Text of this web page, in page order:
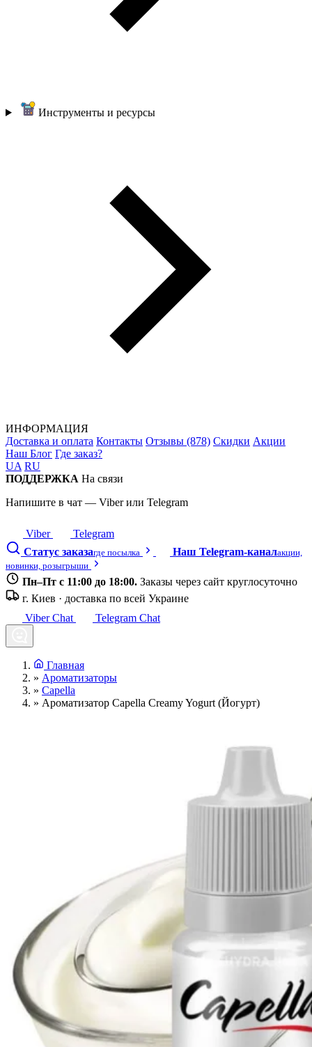
Инструменты и ресурсы
ИНФОРМАЦИЯ
Доставка и оплата Контакты Отзывы (878) Скидки Акции
Наш Блог Где заказ?
UA RU
ПОДДЕРЖКА На связи
Напишите в чат — Viber или Telegram
Viber
Telegram
Статус заказагде посылка Наш Telegram-каналакции,
новинки, розыгрыши
Пн–Пт с 11:00 до 18:00. Заказы через сайт круглосуточно
г. Киев · доставка по всей Украине
Viber Chat
Telegram Chat
Главная
» Ароматизаторы
» Capella
» Ароматизатор Capella Creamy Yogurt (Йогурт)